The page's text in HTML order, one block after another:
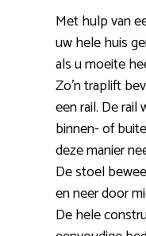
Met hulp van
uw hele huis
als u moeite
Zo’n traplift
een rail. De
binnen- of
deze manier
De stoel
en neer door
De hele